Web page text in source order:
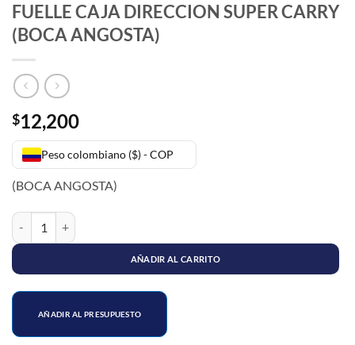
FUELLE CAJA DIRECCION SUPER CARRY
(BOCA ANGOSTA)
$12,200
Peso colombiano ($) - COP
(BOCA ANGOSTA)
FUELLE CAJA DIRECCION SUPER CARRY (BOCA ANGOSTA)
AÑADIR AL CARRITO
AÑADIR AL PRESUPUESTO